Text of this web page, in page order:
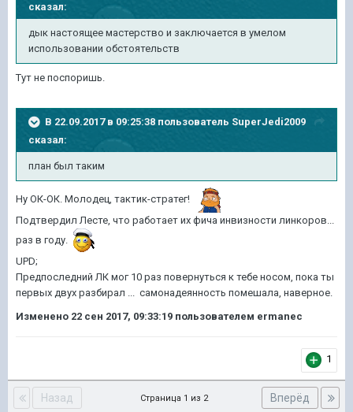
сказал:
дык настоящее мастерство и заключается в умелом
использовании обстоятельств
Тут не поспоришь.
В 22.09.2017 в 09:25:38 пользователь SuperJedi2009
сказал:
план был таким
Ну ОК-ОК. Молодец, тактик-стратег!
Подтвердил Лесте, что работает их фича инвизности линкоров...
раз в году.
UPD;
Предпоследний ЛК мог 10 раз повернуться к тебе носом, пока ты
первых двух разбирал ... самонадеянность помешала, наверное.
Изменено 22 сен 2017, 09:33:19 пользователем ermanec
1
Назад Вперёд
Страница 1 из 2